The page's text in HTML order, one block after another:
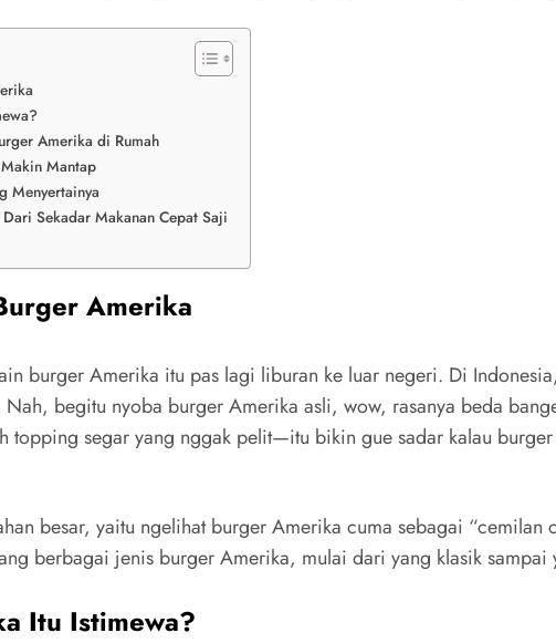
Amerika di Rumah
Mantap
Menyertainya
Sekadar Makanan Cepat Saji
Amerika
burger Amerika itu pas lagi liburan ke luar negeri. Di
Nah, begitu nyoba burger Amerika asli, wow, rasanya beda
topping segar yang nggak pelit—itu bikin gue sadar kalau
besar, yaitu ngelihat burger Amerika cuma sebagai
berbagai jenis burger Amerika, mulai dari yang klasik sampai
Itu Istimewa?